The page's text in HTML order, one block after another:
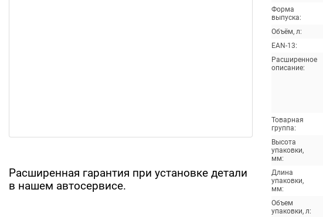
Расширенная гарантия при установке детали
в нашем автосервисе.
Форма
выпуска:
Объём, л:
EAN-13:
Расширенное
описание:
Товарная
группа:
Высота
упаковки,
мм:
Длина
упаковки,
мм:
Объем
упаковки, л: